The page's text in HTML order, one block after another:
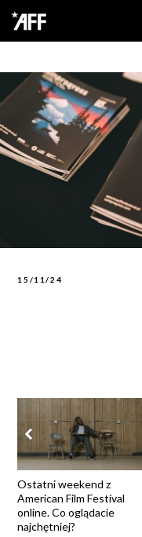
15/11/24
Ostatni weekend z
American Film Festival
online. Co oglądacie
najchętniej?